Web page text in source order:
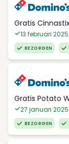
Gratis
13 februari
BEZORGEN
Gratis Potato
27 januari
BEZORGEN